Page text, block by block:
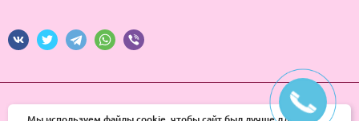
© 2026 InSale. Все права защищены